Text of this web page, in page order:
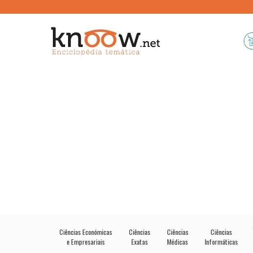
Ciências Económicas
e Empresariais
Ciências
Exatas
Ciências
Médicas
Ciências
Informáticas